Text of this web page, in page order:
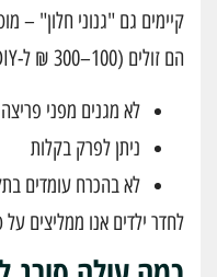
קיימים גם "גנוני חלון" –
הם זולים (100–300 ₪ ל-DIY), אבל:
לא מגנים מפני פריצה
ניתן לפרק בקלות
לא בהכרח עומדים
לחדר ילדים אנו ממליצים על